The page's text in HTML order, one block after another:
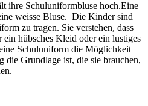
Eine
weisse Bluse. Die Kinder sind
zu tragen. Sie verstehen, dass
hübsches Kleid oder ein lustiges
Schuluniform die Möglichkeit
die Grundlage ist, die sie brauchen,